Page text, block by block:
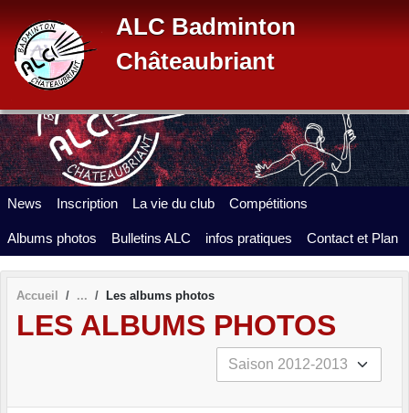
ALC Badminton
Châteaubriant
News Inscription La vie du club Compétitions
Albums photos Bulletins ALC infos pratiques Contact et Plan
Accueil Les albums photos
LES ALBUMS PHOTOS